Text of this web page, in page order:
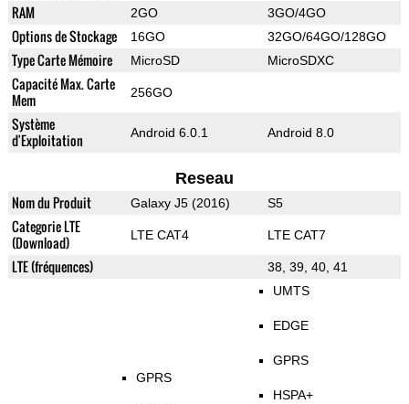
RAM 2GO 3GO/4GO
Options de Stockage 16GO 32GO/64GO/128GO
Type Carte Mémoire MicroSD MicroSDXC
Capacité Max. Carte
Mem
256GO
Système
d'Exploitation
Android 6.0.1 Android 8.0
Reseau
Nom du Produit Galaxy J5 (2016) S5
Categorie LTE
(Download)
LTE CAT4 LTE CAT7
LTE (fréquences) 38, 39, 40, 41
GPRS
UMTS
EDGE
GPRS
HSPA+